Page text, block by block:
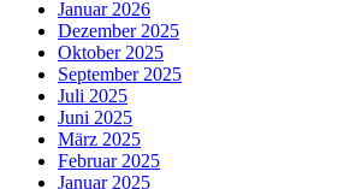
Januar 2026
Dezember 2025
Oktober 2025
September 2025
Juli 2025
Juni 2025
März 2025
Februar 2025
Januar 2025